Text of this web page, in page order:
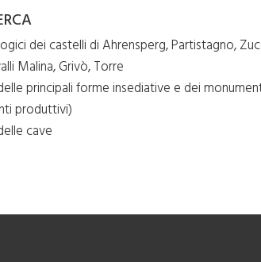
dei castelli di Ahrensperg, Partistagno,
Malina, Grivò, Torre
principali forme insediative e dei
produttivi)
cave